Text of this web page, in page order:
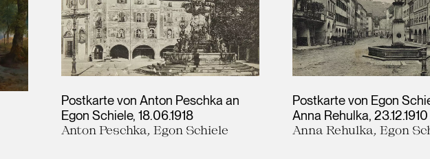
Postkarte von Anton Peschka an
Egon Schiele 18.06.1918
Anton Peschka, Egon Schiele
Postkarte von Egon
Anna Rehulka 23.12.1910
Anna Rehulka, Egon